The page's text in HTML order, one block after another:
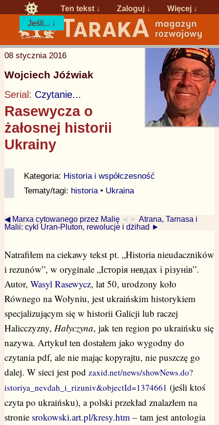
Ten tekst ↓ Zaloguj ↓
Więcej ↓
Jeśli... ↓
08 stycznia 2016
Wojciech Jóźwiak
Serial: Czytanie...
Rasewycza o
żałosnej historii
Ukrainy
Kategoria: Historia i współczesność
Tematy/tagi: historia• Ukraina
◀ Marxa cytowanego przez Malię ◀ ► Atrana, Tarnasa i
Malii: cykl Uran-Pluton, rewolucje i dżihad ►
Natrafiłem na ciekawy tekst pt. „Historia nieudaczników
i rezunów”, w oryginale „Історія невдах і різунів”.
Autor, Wasyl Rasewycz, lat 50, urodzony koło
Równego na Wołyniu, jest ukraińskim historykiem
specjalizującym się w historii Galicji lub raczej
Halicczyzny, Hałyczyna, jak ten region po ukraińsku się
nazywa. Artykuł ten dostałem jako wygodny do
czytania pdf, ale nie mając kopyrajtu, nie puszczę go
dalej. W sieci jest pod zaxid.net/news/showNews.do?
istoriya_nevdah_i_rizuniv&objectId=1374661 (jeśli ktoś
czyta po ukraińsku), a polski przekład znalazłem na
stronie srokowski.art.pl/kresy.htm– tam jest antologia